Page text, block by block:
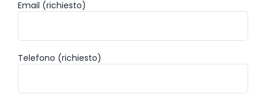
Email (richiesto)
Telefono (richiesto)